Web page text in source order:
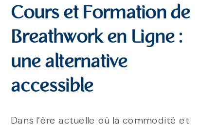
Cours et Formation de
Breathwork en Ligne:
une alternative
accessible
Dans l’ère actuelle où la commodité et